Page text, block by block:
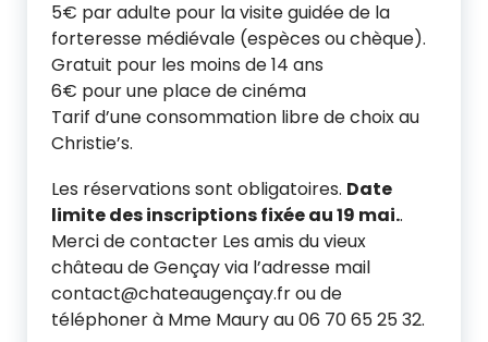
5€ par adulte pour la visite guidée de la
forteresse médiévale (espèces ou chèque).
Gratuit pour les moins de 14 ans
6€ pour une place de cinéma
Tarif d’une consommation libre de choix au
Christie’s.
Les réservations sont obligatoires. Date
limite des inscriptions fixée au 19 mai..
Merci de contacter Les amis du vieux
château de Gençay via l’adresse mail
contact@chateaugençay.fr ou de
téléphoner à Mme Maury au 06 70 65 25 32.